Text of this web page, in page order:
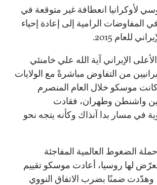
لأوكرانيا انعطافة غير متوقعة في
المفاوضات الرامية إلى إعادة إحياء
للعام 2015.
الإيراني آية الله علي خامنئي
من التفاوض مباشرةً مع الولايات
موسكو خلال العام المنصرم
واشنطن وطهران، فقادت
في مسار بدا آنذاك وكأنه يتجه نحو
الضغوط العالمية المفاجئة
لها روسيا، أعادت موسكو تقييم
وهدّدت ضمنًا بضرب الاتفاق النووي